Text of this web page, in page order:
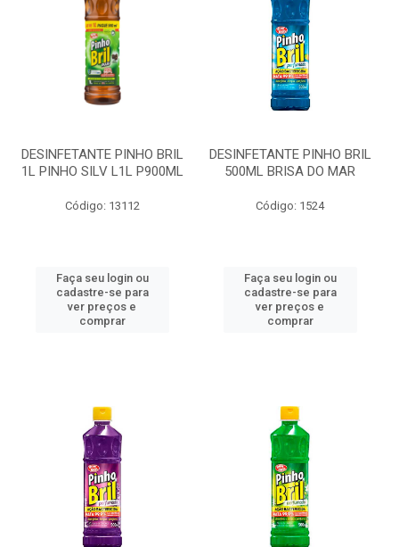
DESINFETANTE PINHO BRIL
1L PINHO SILV L1L P900ML
Código: 13112
Faça seu login ou
cadastre-se para
ver preços e
comprar
DESINFETANTE PINHO BRIL
500ML BRISA DO MAR
Código: 1524
Faça seu login ou
cadastre-se para
ver preços e
comprar